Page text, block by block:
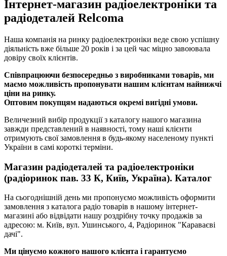
Інтернет-магазин радіоелектроніки та
радіодеталей Relcoma
Наша компанія на ринку радіоелектроніки веде свою успішну
діяльність вже більше 20 років і за цей час міцно завоювала
довіру своїх клієнтів.
Співпрацюючи безпосередньо з виробниками товарів, ми
маємо можливість пропонувати нашим клієнтам найнижчі
ціни на ринку.
Оптовим покупцям надаються окремі вигідні умови.
Величезний вибір продукції з каталогу нашого магазина
завжди представлений в наявності, тому наші клієнти
отримують свої замовлення в будь-якому населеному пункті
України в самі короткі терміни.
Магазин радіодеталей та радіоелектроніки
(радіоринок пав. 33 К, Київ, Україна). Каталог
На сьогоднішній день ми пропонуємо можливість оформити
замовлення з каталога радіо товарів в нашому інтернет-
магазині або відвідати нашу роздрібну точку продажів за
адресою: м. Київ, вул. Ушинського, 4, Радіоринок "Караваєві
дачі".
Ми цінуємо кожного нашого клієнта і гарантуємо